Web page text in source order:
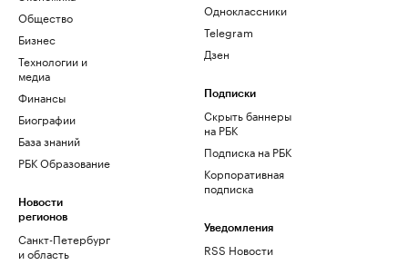
Общество
Бизнес
Технологии и
медиа
Финансы
Биографии
База знаний
РБК Образование
Новости
регионов
Санкт-Петербург
и область
Одноклассники
Telegram
Дзен
Подписки
Скрыть баннеры
на РБК
Подписка на РБК
Корпоративная
подписка
Уведомления
RSS Новости